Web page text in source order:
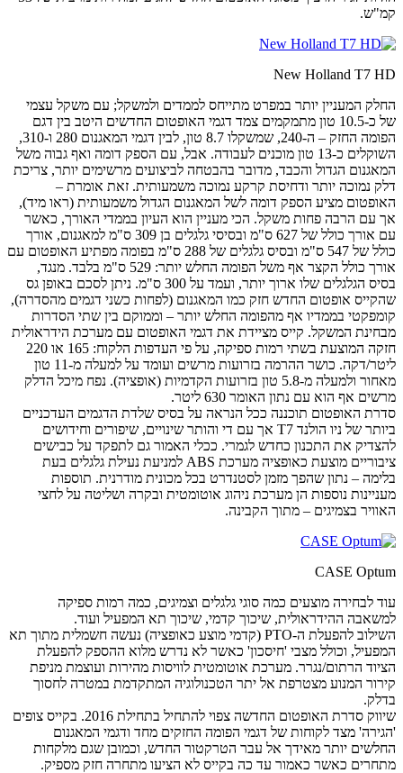
קמ"ש.
New Holland T7 HD
החלק המעניין יותר במפרט מתייחס לממדים ולמשקל; עם משקל עצמי
של כ-10.5 טון מתמקמים צמד דגמי האופטום החדשים היטב בין דגם
הפומה החזק – ה-240, שמשקלו 8.7 טון, לבין דגמי המאגנום 280 ו-310,
השוקלים כ-13 טון מוכנים לעבודה. אבל, עם הספק דומה ואף גבוה משל
המאגנום הגדול והכבד, מדובר בהבטחה לביצועים מרשימים יותר, צריכת
דלק נמוכה יותר ודחיסת קרקע נמוכה משמעותית. זאת אומרת –
האופטום מציע הספק דומה לשל המאגנום הגדול משמעותית (ראו מיד),
אך עם הרבה פחות משקל. הכי מעניין הוא העיון בממדי האורך, כאשר
עם אורך כולל של 627 ס"מ ובסיסי גלגלים בן 309 ס"מ למאגנום, אורך
כולל של 547 ס"מ ובסיס גלגלים של 288 ס"מ בפומה מפתיע האופטום עם
אורך כולל הקצר אף משל הפומה החלש יותר: 529 ס"מ בלבד. מנגד,
בסיס הגלגלים שלו ארוך יותר, ועמד על 300 ס"מ. ניתן לסכם באופן גס
שהקייס אופטום החדש חזק כמו המאגנום (לפחות כשני דגמים מהסדרה),
קומפקטי בממדיו אף מהפומה החלש יותר – וממוקם בין שתי הסדרות
מבחינת המשקל. קייס מציידת את דגמי האופטום עם מערכת הידראולית
חזקה המוצעת בשתי רמות ספיקה, על פי העדפות הלקוח: 165 או 220
ליטר/דקה. כושר ההרמה בזרועות מרשים ועומד על למעלה מ-11 טון
מאחור ולמעלה מ-5.8 טון בזרועות הקדמיות (אופציה). נפח מיכל הדלק
מרשים אף הוא עם נתון האומר 630 ליטר.
סדרת האופטום תוכננה ככל הנראה על בסיס שלדת הדגמים העדכניים
ביותר של ניו הולנד T7 אך עם די והותר שינויים, שיפורים וחידושים
להצדיק את התכנון כחדש לגמרי. ככלי האמור גם לתפקד על כבישים
ציבוריים מוצעת כאופציה מערכת ABS למניעת נעילת גלגלים בעת
בלימה – נתון שהפך מזמן לסטנדרט בכל מכונית מודרנית. תוספות
מעניינות נוספות הן מערכת ניהוג אוטומטית ובקרה ושליטה על לחצי
האוויר בצמיגים – מתוך הקבינה.
CASE Optum
עוד לבחירה מוצעים כמה סוגי גלגלים וצמיגים, כמה רמות ספיקה
למשאבה ההידראולית, שיכוך קדמי, שיכוך תא המפעיל ועוד.
השילוב להפעלת ה-PTO (קדמי מוצע כאופציה) נעשה חשמלית מתוך תא
המפעיל, וכולל מצבי 'חיסכון' כאשר לא נדרש מלוא ההספק להפעלת
הציוד הרתום/נגרר. מערכת אוטומטית לוויסות מהירות ועוצמת מניפת
קירור המנוע מצטרפת אל יתר הטכנולוגיה המתקדמת במטרה לחסוך
בדלק.
שיווק סדרת האופטום החדשה צפוי להתחיל בתחילת 2016. בקייס צופים
'הגירה' מצד לקוחות של דגמי הפומה החזקים מחד ודגמי המאגנום
החלשים יותר מאידך אל עבר הטרקטור החדש, וכמובן שגם מלקחות
מתחרים כאשר כאמור עד כה בקייס לא הציעו מתחרה חזק מספיק.